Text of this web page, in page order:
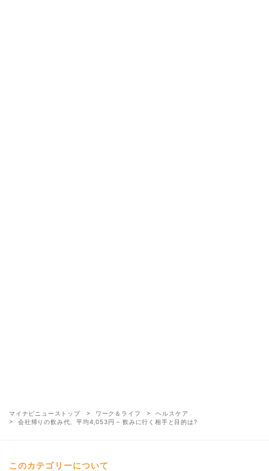
マイナビニューストップ ワーク＆ライフ
ヘルスケア
会社帰りの飲み代、平均4,053円 – 飲みに行く相手と目的は?
このカテゴリーについて